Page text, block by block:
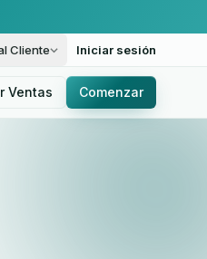
Cliente Iniciar sesión
Ventas Comenzar